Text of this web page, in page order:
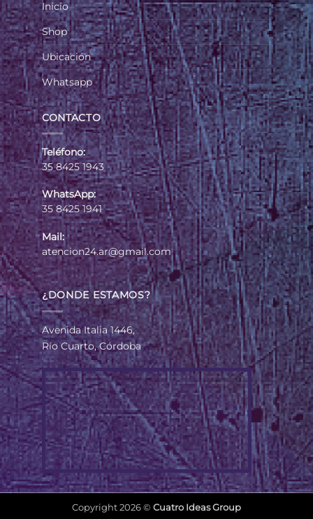
Inicio
Shop
Ubicación
Whatsapp
CONTACTO
Teléfono:
35 8425 1943
WhatsApp:
35 8425 1941
Mail:
atencion24.ar@gmail.com
¿DONDE ESTAMOS?
Avenida Italia 1446,
Río Cuarto, Córdoba
Copyright 2026 © Cuatro Ideas Group